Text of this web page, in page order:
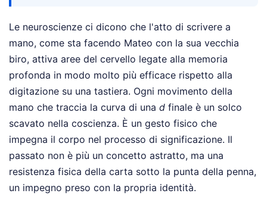
Le neuroscienze ci dicono che l'atto di scrivere a
mano, come sta facendo Mateo con la sua vecchia
biro, attiva aree del cervello legate alla memoria
profonda in modo molto più efficace rispetto alla
digitazione su una tastiera. Ogni movimento della
mano che traccia la curva di una d finale è un solco
scavato nella coscienza. È un gesto fisico che
impegna il corpo nel processo di significazione. Il
passato non è più un concetto astratto, ma una
resistenza fisica della carta sotto la punta della penna,
un impegno preso con la propria identità.